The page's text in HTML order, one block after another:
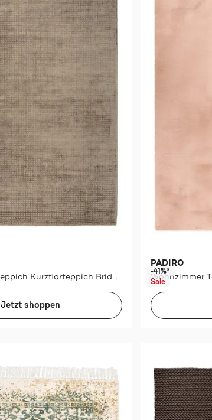
Wohnzimmer Teppich Kurzflorteppich Bridget 125
Jetzt shoppen
PADIRO
-41%*
Sale